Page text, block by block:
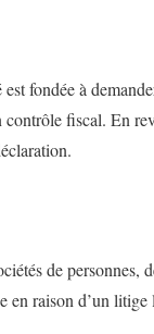
fondée à
contrôle fiscal. En
de
raison d’un litige